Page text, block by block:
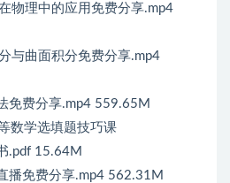
物理中的应用免费分享.mp4
与曲面积分免费分享.mp4
免费分享.mp4 559.65M
数学选填题技巧课
.pdf 15.64M
播免费分享.mp4 562.31M